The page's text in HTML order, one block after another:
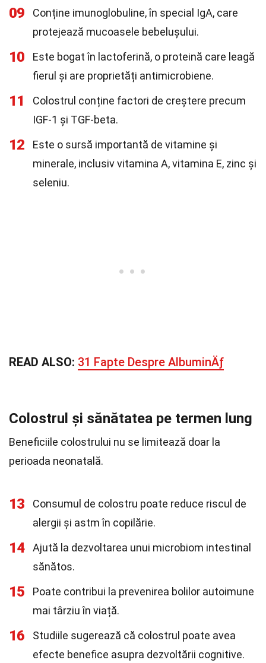
09
Conține imunoglobuline, în special IgA, care
protejează mucoasele bebelușului.
10
Este bogat în lactoferină, o proteină care leagă
fierul și are proprietăți antimicrobiene.
11
Colostrul conține factori de creștere precum
IGF-1 și TGF-beta.
12
Este o sursă importantă de vitamine și
minerale, inclusiv vitamina A, vitamina E, zinc și
seleniu.
READ ALSO: 31 Fapte Despre AlbuminÄƒ
Colostrul și sănătatea pe termen lung
Beneficiile colostrului nu se limitează doar la
perioada neonatală.
13
Consumul de colostru poate reduce riscul de
alergii și astm în copilărie.
14
Ajută la dezvoltarea unui microbiom intestinal
sănătos.
15
Poate contribui la prevenirea bolilor autoimune
mai târziu în viață.
16
Studiile sugerează că colostrul poate avea
efecte benefice asupra dezvoltării cognitive.